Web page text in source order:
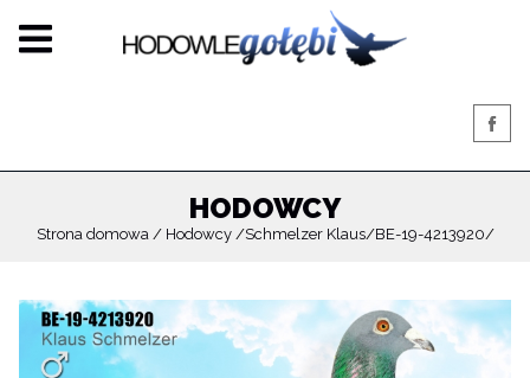
HODOWCY
Strona domowa Hodowcy Schmelzer Klaus BE-19-4213920